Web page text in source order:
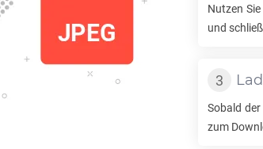
Nutzen Sie
und
Sobald der
zum